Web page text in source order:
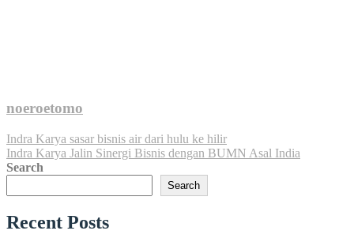
noeroetomo
Navigasi
pos
Indra Karya sasar bisnis air dari hulu ke hilir
Indra Karya Jalin Sinergi Bisnis dengan BUMN Asal India
Search
Search
Recent Posts